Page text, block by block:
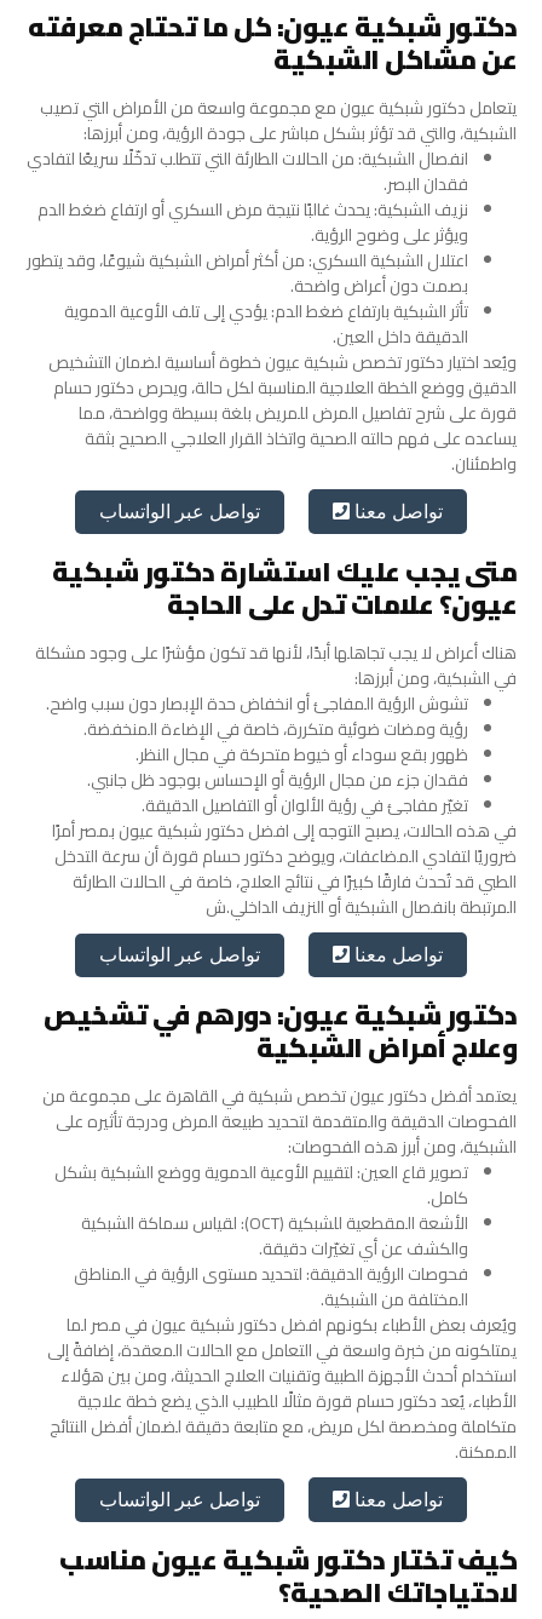
دكتور شبكية عيون: كل ما تحتاج معرفته
عن مشاكل الشبكية
يتعامل دكتور شبكية عيون مع مجموعة واسعة من الأمراض التي تصيب
الشبكية، والتي قد تؤثر بشكل مباشر على جودة الرؤية، ومن أبرزها:
انفصال الشبكية: من الحالات الطارئة التي تتطلب تدخّلًا سريعًا لتفادي
فقدان البصر.
نزيف الشبكية: يحدث غالبًا نتيجة مرض السكري أو ارتفاع ضغط الدم
ويؤثر على وضوح الرؤية.
اعتلال الشبكية السكري: من أكثر أمراض الشبكية شيوعًا، وقد يتطور
بصمت دون أعراض واضحة.
تأثر الشبكية بارتفاع ضغط الدم: يؤدي إلى تلف الأوعية الدموية
الدقيقة داخل العين.
ويُعد اختيار دكتور تخصص شبكية عيون خطوة أساسية لضمان التشخيص
الدقيق ووضع الخطة العلاجية المناسبة لكل حالة، ويحرص دكتور حسام
قورة على شرح تفاصيل المرض للمريض بلغة بسيطة وواضحة، مما
يساعده على فهم حالته الصحية واتخاذ القرار العلاجي الصحيح بثقة
واطمئنان.
تواصل معنا تواصل عبر الواتساب
متى يجب عليك استشارة دكتور شبكية
عيون؟ علامات تدل على الحاجة
هناك أعراض لا يجب تجاهلها أبدًا، لأنها قد تكون مؤشرًا على وجود مشكلة
في الشبكية، ومن أبرزها:
تشوش الرؤية المفاجئ أو انخفاض حدة الإبصار دون سبب واضح.
رؤية ومضات ضوئية متكررة، خاصة في الإضاءة المنخفضة.
ظهور بقع سوداء أو خيوط متحركة في مجال النظر.
فقدان جزء من مجال الرؤية أو الإحساس بوجود ظل جانبي.
تغيّر مفاجئ في رؤية الألوان أو التفاصيل الدقيقة.
في هذه الحالات، يصبح التوجه إلىافضل دكتور شبكية عيون بمصرأمرًا
ضروريًا لتفادي المضاعفات، ويوضح دكتور حسام قورة أن سرعة التدخل
الطبي قد تُحدث فارقًا كبيرًا في نتائج العلاج، خاصة في الحالات الطارئة
المرتبطة بانفصال الشبكية أو النزيف الداخلي.ش
تواصل معنا تواصل عبر الواتساب
دكتور شبكية عيون: دورهم في تشخيص
وعلاج أمراض الشبكية
يعتمدأفضل دكتور عيون تخصص شبكية في القاهرةعلى مجموعة من
الفحوصات الدقيقة والمتقدمة لتحديد طبيعة المرض ودرجة تأثيره على
الشبكية، ومن أبرز هذه الفحوصات:
تصوير قاع العين: لتقييم الأوعية الدموية ووضع الشبكية بشكل
كامل.
الأشعة المقطعية للشبكية (OCT): لقياس سماكة الشبكية
والكشف عن أي تغيّرات دقيقة.
فحوصات الرؤية الدقيقة: لتحديد مستوى الرؤية في المناطق
المختلفة من الشبكية.
ويُعرف بعض الأطباء بكونهم افضل دكتور شبكية عيون في مصر لما
يمتلكونه من خبرة واسعة في التعامل مع الحالات المعقدة، إضافةً إلى
استخدام أحدث الأجهزة الطبية وتقنيات العلاج الحديثة، ومن بين هؤلاء
الأطباء، يُعد دكتور حسام قورة مثالًا للطبيب الذي يضع خطة علاجية
متكاملة ومخصصة لكل مريض، مع متابعة دقيقة لضمان أفضل النتائج
الممكنة.
تواصل معنا تواصل عبر الواتساب
كيف تختار دكتور شبكية عيون مناسب
لاحتياجاتك الصحية؟